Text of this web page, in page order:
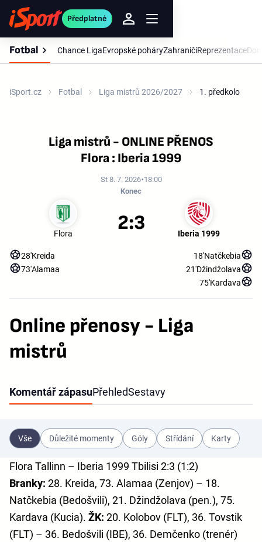
Předplatné
Fotbal Chance LigaEvropské poháryZahraničíReprezentace
iSport.cz Fotbal Liga mistrů 2026/2027 1. předkolo
Liga mistrů - ONLINE PŘENOS
Flora : Iberia 1999
St 8. 7. 2026 18:00
Konec
Flora Iberia 1999
2:3
28'Kreida
73'Alamaa
18'Natčkebia
21'Džindžolava
75'Kardava
Online přenosy - Liga
mistrů
Komentář zápasuPřehledSestavy
Vše Důležité momenty Góly Střídání Karty
Flora Tallinn – Iberia 1999 Tbilisi 2:3 (1:2)
Branky: 28. Kreida, 73. Alamaa (Zenjov) – 18.
Natčkebia (Bedošvili), 21. Džindžolava (pen.), 75.
Kardava (Kucia). ŽK: 20. Kolobov (FLT), 36. Tovstik
(FLT) – 36. Bedošvili (IBE), 36. Demčenko (trenér)